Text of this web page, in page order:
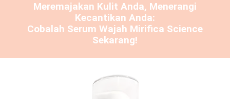
Meremajakan Kulit Anda, Menerangi
Kecantikan Anda:
Cobalah Serum Wajah Mirifica Science
Sekarang!